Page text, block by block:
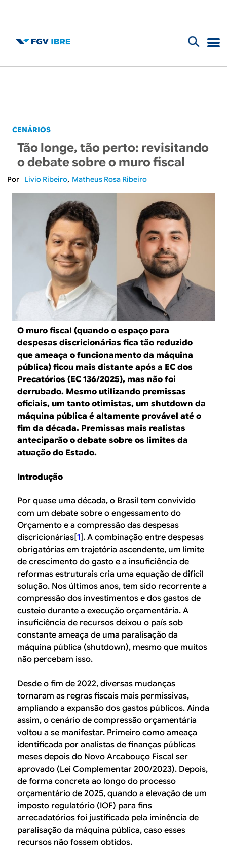
B
g
o
o
l
á
r
i
o
d
e
b
u
s
c
a
CENÁRIOS
Tão longe, tão perto: revisitando
o debate sobre o muro fiscal
Livio Ribeiro Matheus Rosa Ribeiro
O muro fiscal (quando o espaço para
despesas discricionárias fica tão reduzido
que ameaça o funcionamento da máquina
pública) ficou mais distante após a EC dos
Precatórios (EC 136/2025), mas não foi
derrubado. Mesmo utilizando premissas
oficiais, um tanto otimistas, um shutdown da
máquina pública é altamente provável até o
fim da década. Premissas mais realistas
anteciparão o debate sobre os limites da
atuação do Estado.
Introdução
Por quase uma década, o Brasil tem convivido
com um debate sobre o engessamento do
Orçamento e a compressão das despesas
discricionárias[1]. A combinação entre despesas
obrigatórias em trajetória ascendente, um limite
de crescimento do gasto e a insuficiência de
reformas estruturais cria uma equação de difícil
solução. Nos últimos anos, tem sido recorrente a
compressão dos investimentos e dos gastos de
custeio durante a execução orçamentária. A
insuficiência de recursos deixou o país sob
constante ameaça de uma paralisação da
máquina pública (shutdown), mesmo que muitos
não percebam isso.
Desde o fim de 2022, diversas mudanças
tornaram as regras fiscais mais permissivas,
ampliando a expansão dos gastos públicos. Ainda
assim, o cenário de compressão orçamentária
voltou a se manifestar. Primeiro como ameaça
identificada por analistas de finanças públicas
meses depois do Novo Arcabouço Fiscal ser
aprovado (Lei Complementar 200/2023). Depois,
de forma concreta ao longo do processo
orçamentário de 2025, quando a elevação de um
imposto regulatório (IOF) para fins
arrecadatórios foi justificada pela iminência de
paralisação da máquina pública, caso esses
recursos não fossem obtidos.